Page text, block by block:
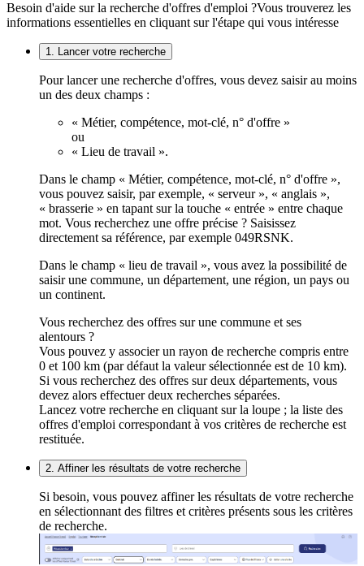
Besoin d'aide sur la recherche d'offres d'emploi ?Vous trouverez les
informations essentielles en cliquant sur l'étape qui vous intéresse
1. Lancer votre recherche
Pour lancer une recherche d'offres, vous devez saisir au moins
un des deux champs :
« Métier, compétence, mot-clé, n° d'offre »
ou
« Lieu de travail ».
Dans le champ « Métier, compétence, mot-clé, n° d'offre »,
vous pouvez saisir, par exemple, « serveur », « anglais »,
« brasserie » en tapant sur la touche « entrée » entre chaque
mot. Vous recherchez une offre précise ? Saisissez
directement sa référence, par exemple 049RSNK.
Dans le champ « lieu de travail », vous avez la possibilité de
saisir une commune, un département, une région, un pays ou
un continent.
Vous recherchez des offres sur une commune et ses
alentours ?
Vous pouvez y associer un rayon de recherche compris entre
0 et 100 km (par défaut la valeur sélectionnée est de 10 km).
Si vous recherchez des offres sur deux départements, vous
devez alors effectuer deux recherches séparées.
Lancez votre recherche en cliquant sur la loupe ; la liste des
offres d'emploi correspondant à vos critères de recherche est
restituée.
2. Affiner les résultats de votre recherche
Si besoin, vous pouvez affiner les résultats de votre recherche
en sélectionnant des filtres et critères présents sous les critères
de recherche.